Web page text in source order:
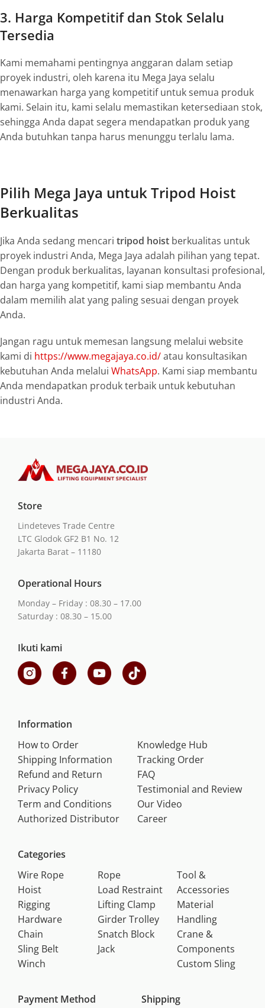
3. Harga Kompetitif dan Stok Selalu
Tersedia
Kami memahami pentingnya anggaran dalam setiap
proyek industri, oleh karena itu Mega Jaya selalu
menawarkan harga yang kompetitif untuk semua produk
kami. Selain itu, kami selalu memastikan ketersediaan stok,
sehingga Anda dapat segera mendapatkan produk yang
Anda butuhkan tanpa harus menunggu terlalu lama.
Pilih Mega Jaya untuk Tripod Hoist
Berkualitas
Jika Anda sedang mencari tripod hoist berkualitas untuk
proyek industri Anda, Mega Jaya adalah pilihan yang tepat.
Dengan produk berkualitas, layanan konsultasi profesional,
dan harga yang kompetitif, kami siap membantu Anda
dalam memilih alat yang paling sesuai dengan proyek
Anda.
Jangan ragu untuk memesan langsung melalui website
kami di https://www.megajaya.co.id/atau konsultasikan
kebutuhan Anda melalui WhatsApp. Kami siap membantu
Anda mendapatkan produk terbaik untuk kebutuhan
industri Anda.
Store
Lindeteves Trade Centre
LTC Glodok GF2 B1 No. 12
Jakarta Barat – 11180
Operational Hours
Monday – Friday : 08.30 – 17.00
Saturday : 08.30 – 15.00
Ikuti kami
Information
How to Order
Shipping Information
Refund and Return
Privacy Policy
Term and Conditions
Authorized Distributor
Knowledge Hub
Tracking Order
FAQ
Testimonial and Review
Our Video
Career
Categories
Wire Rope
Hoist
Rigging
Hardware
Chain
Sling Belt
Winch
Rope
Load Restraint
Lifting Clamp
Girder Trolley
Snatch Block
Jack
Tool &
Accessories
Material
Handling
Crane &
Components
Custom Sling
Payment Method Shipping